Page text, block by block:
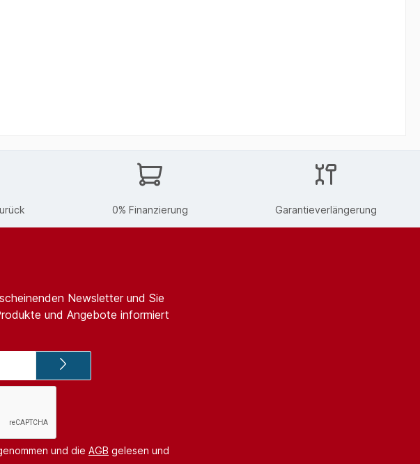
0% Finanzierung Garantieverlängerung
Newsletter und Sie
und Angebote informiert
und die AGB gelesen und